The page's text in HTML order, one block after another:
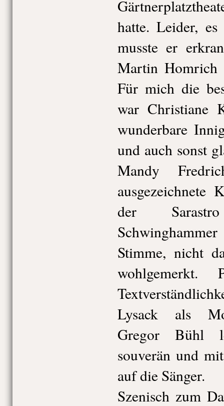
hatte. Leider,
musste er
Martin Homrich
Für mich die
war Christiane
wunderbare
und auch sonst
Mandy
ausgezeichnete
der
Stimme, nicht
wohlgemerkt.
Lysack als
Gregor Bühl
souverän und
auf die Sänger.
Szenisch zum